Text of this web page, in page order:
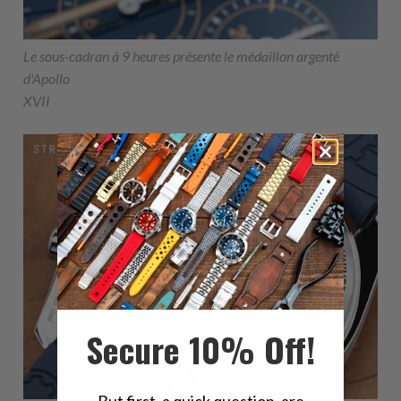
Le sous-cadran à 9 heures présente le médaillon argenté
d'Apollo
XVII
Secure 10% Off!